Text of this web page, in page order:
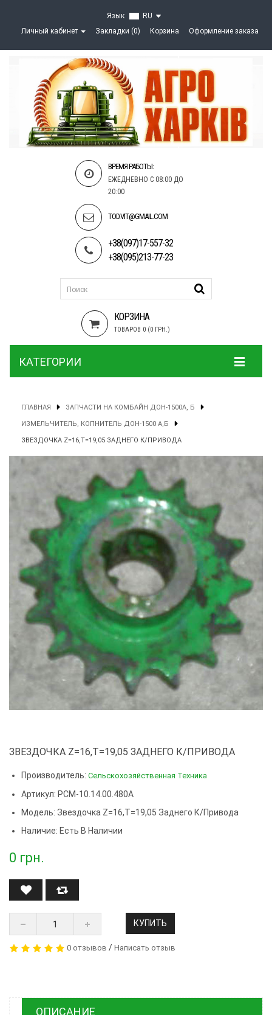
Язык
RU
Личный кабинет
Закладки (0) Корзина Оформление заказа
ВРЕМЯ РАБОТЫ:
ЕЖЕДНЕВНО С 08:00 ДО
20:00
TOD.VIT@GMAIL.COM
+38(097)17-557-32
+38(095)213-77-23
КОРЗИНА
ТОВАРОВ 0 (0 ГРН.)
КАТЕГОРИИ
ГЛАВНАЯ ЗАПЧАСТИ НА КОМБАЙН ДОН-1500А, Б
ИЗМЕЛЬЧИТЕЛЬ, КОПНИТЕЛЬ ДОН-1500 А,Б
ЗВЕЗДОЧКА Z=16,T=19,05 ЗАДНЕГО К/ПРИВОДА
ЗВЕЗДОЧКА Z=16,T=19,05 ЗАДНЕГО К/ПРИВОДА
Производитель: Сельскохозяйственная Техника
Артикул: РСМ-10.14.00.480А
Модель: Звездочка Z=16,t=19,05 Заднего К/привода
Наличие: Есть В Наличии
0 грн.
КУПИТЬ
0 отзывов / Написать отзыв
ОПИСАНИЕ